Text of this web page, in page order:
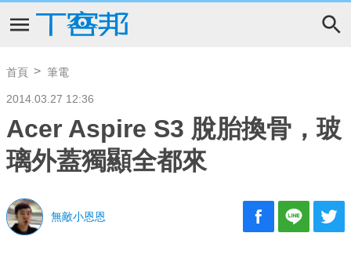
首頁 筆電
2014.03.27 12:36
Acer Aspire S3 脫胎換骨，玻
璃外蓋獨顯全都來
無敵小恩恩